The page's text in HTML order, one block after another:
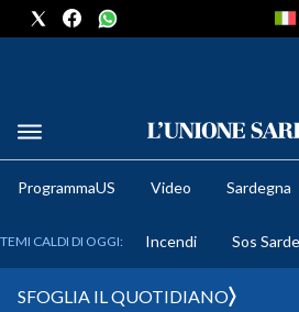
METEO
ProgrammaUS Video Sardegna
TEMI CALDI DI OGGI: Incendi Sos
SFOGLIA IL QUOTIDIANO